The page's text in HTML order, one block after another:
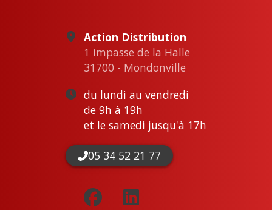
Action Distribution
1 impasse de la Halle
31700 - Mondonville
du lundi au vendredi
de 9h à 19h
et le samedi jusqu'à 17h
05 34 52 21 77